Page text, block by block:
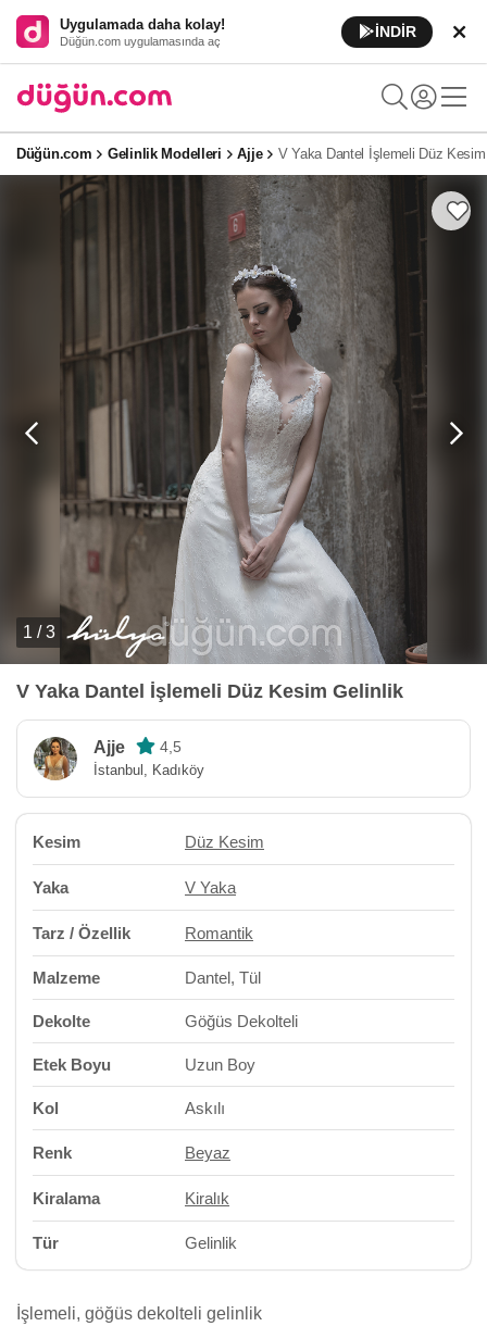
Uygulamada daha kolay!
Düğün.com uygulamasında aç
İNDİR
Düğün.com Gelinlik Modelleri Ajje V Yaka Dantel İşlemeli Düz
1 / 3
V Yaka Dantel İşlemeli Düz Kesim Gelinlik
Ajje 4,5
İstanbul, Kadıköy
Kesim Düz Kesim
Yaka V Yaka
Tarz / Özellik Romantik
Malzeme Dantel, Tül
Dekolte Göğüs Dekolteli
Etek Boyu Uzun Boy
Kol Askılı
Renk Beyaz
Kiralama Kiralık
Tür Gelinlik
İşlemeli, göğüs dekolteli gelinlik